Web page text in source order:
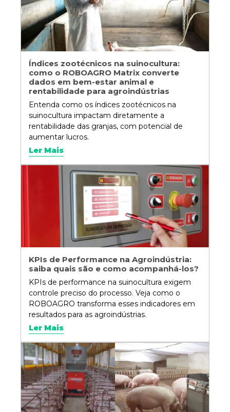
Índices zootécnicos na suinocultura:
como o ROBOAGRO Matrix converte
dados em bem-estar animal e
rentabilidade para agroindústrias
Entenda como os índices zootécnicos na
suinocultura impactam diretamente a
rentabilidade das granjas, com potencial de
aumentar lucros.
Ler Mais
KPIs de Performance na Agroindústria:
saiba quais são e como acompanhá-los?
KPIs de performance na suinocultura exigem
controle preciso do processo. Veja como o
ROBOAGRO transforma esses indicadores em
resultados para as agroindústrias.
Ler Mais